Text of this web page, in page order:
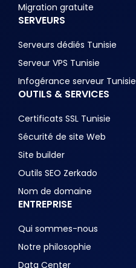
Migration gratuite
SERVEURS
Serveurs dédiés Tunisie
Serveur VPS Tunisie
Infogérance serveur Tunisie
OUTILS & SERVICES
Certificats SSL Tunisie
Sécurité de site Web
Site builder
Outils SEO Zerkado
Nom de domaine
ENTREPRISE
Qui sommes-nous
Notre philosophie
Data Center